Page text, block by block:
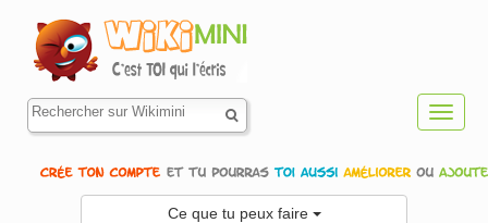
Ce que tu peux faire